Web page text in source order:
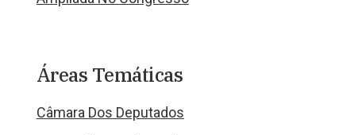
Áreas Temáticas
Câmara Dos Deputados